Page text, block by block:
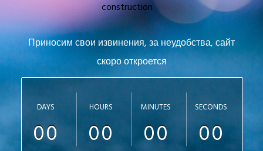
Приносим свои извинения, за неудобства, сайт
скоро откроется
DAYS
00
HOURS
00
MINUTES
00
SECONDS
00